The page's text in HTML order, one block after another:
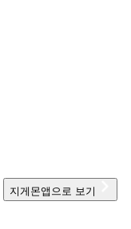
지게몬앱으로 보기